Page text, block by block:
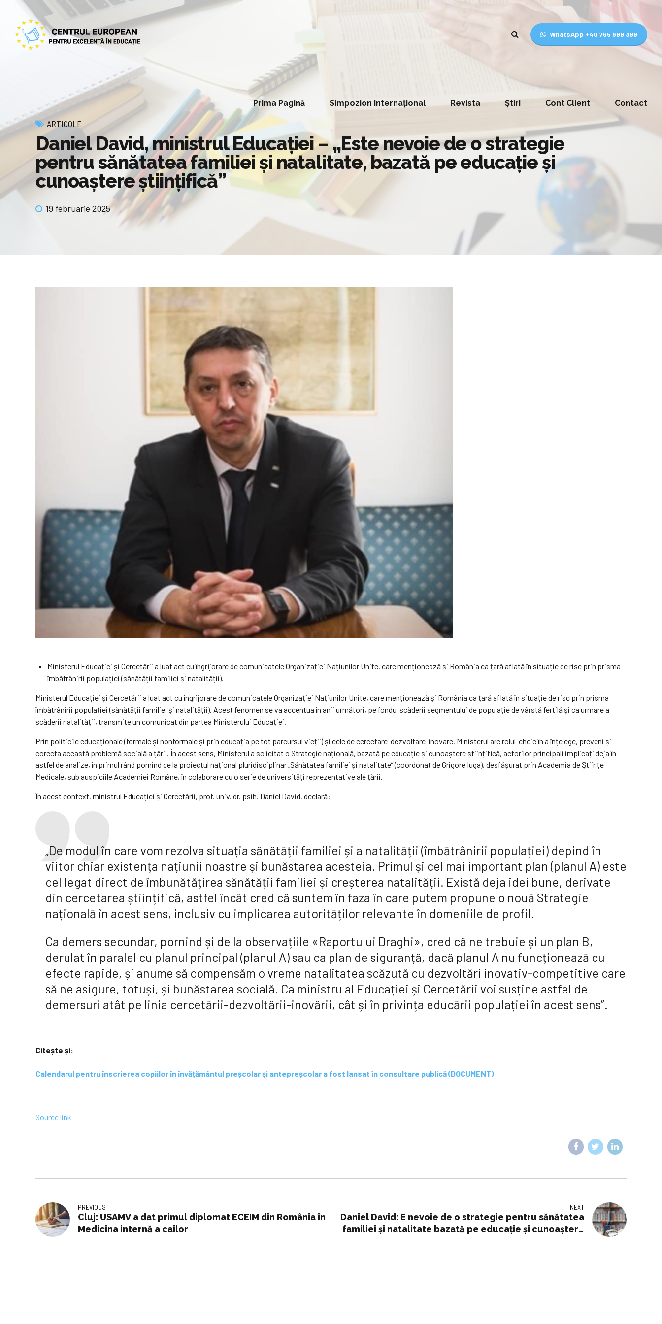
WhatsApp +40 765 699 399
Prima Pagină Simpozion Internațional Revista Știri Cont Client Contact
ARTICOLE
Daniel David, ministrul Educației – „Este nevoie de o strategie
pentru sănătatea familiei și natalitate, bazată pe educație și
cunoaștere științifică”
19 februarie 2025
Ministerul Educației și Cercetării a luat act cu îngrijorare de comunicatele Organizației Națiunilor Unite, care menționează și România ca țară aflată în situație de risc prin prisma
îmbătrânirii populației (sănătății familiei și natalității).
Ministerul Educației și Cercetării a luat act cu îngrijorare de comunicatele Organizației Națiunilor Unite, care menționează și România ca țară aflată în situație de risc prin prisma
îmbătrânirii populației (sănătății familiei și natalității). Acest fenomen se va accentua în anii următori, pe fondul scăderii segmentului de populație de vârstă fertilă și ca urmare a
scăderii natalității, transmite un comunicat din partea Ministerului Educației.
Prin politicile educaționale (formale și nonformale și prin educația pe tot parcursul vieții) și cele de cercetare-dezvoltare-inovare, Ministerul are rolul-cheie în a înțelege, preveni și
corecta această problemă socială a țării. În acest sens, Ministerul a solicitat o Strategie națională, bazată pe educație și cunoaștere științifică, actorilor principali implicați deja în
astfel de analize, în primul rând pornind de la proiectul național pluridisciplinar „Sănătatea familiei și natalitate” (coordonat de Grigore Iuga), desfășurat prin Academia de Științe
Medicale, sub auspiciile Academiei Române, în colaborare cu o serie de universități reprezentative ale țării.
În acest context, ministrul Educației și Cercetării, prof. univ. dr. psih. Daniel David, declară:
„De modul în care vom rezolva situația sănătății familiei și a natalității (îmbătrânirii populației) depind în
viitor chiar existența națiunii noastre și bunăstarea acesteia. Primul și cel mai important plan (planul A) este
cel legat direct de îmbunătățirea sănătății familiei și creșterea natalității. Există deja idei bune, derivate
din cercetarea științifică, astfel încât cred că suntem în faza în care putem propune o nouă Strategie
națională în acest sens, inclusiv cu implicarea autorităților relevante în domeniile de profil.
Ca demers secundar, pornind și de la observațiile «Raportului Draghi», cred că ne trebuie și un plan B,
derulat în paralel cu planul principal (planul A) sau ca plan de siguranță, dacă planul A nu funcționează cu
efecte rapide, și anume să compensăm o vreme natalitatea scăzută cu dezvoltări inovativ-competitive care
să ne asigure, totuși, și bunăstarea socială. Ca ministru al Educației și Cercetării voi susține astfel de
demersuri atât pe linia cercetării-dezvoltării-inovării, cât și în privința educării populației în acest sens”.
Citește și:
Calendarul pentru înscrierea copiilor în învățământul preșcolar și antepreșcolar a fost lansat în consultare publică (DOCUMENT)
Source link
PREVIOUS
Cluj: USAMV a dat primul diplomat ECEIM din România în
Medicina internă a cailor
NEXT
Daniel David: E nevoie de o strategie pentru sănătatea
familiei și natalitate bazată pe educație și cunoaștere